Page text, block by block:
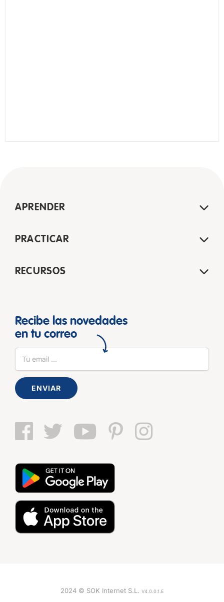
APRENDER
PRACTICAR
RECURSOS
Recibe las novedades
en tu correo
ENVIAR
2024 © SOK Internet S.L. V4.0.0.1.E